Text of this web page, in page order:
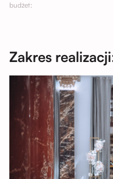
budżet:
Zakres